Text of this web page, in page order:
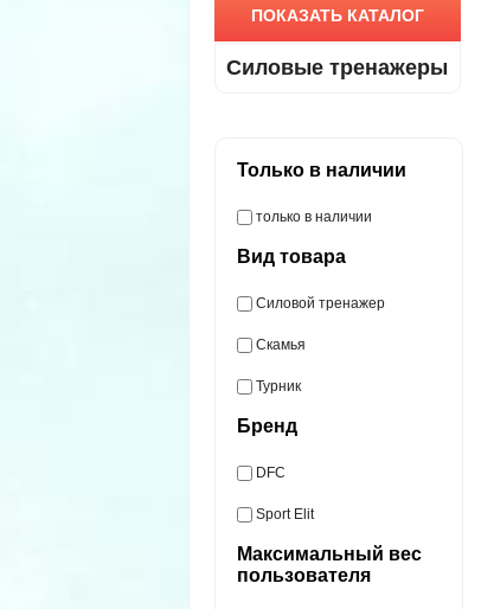
ПОКАЗАТЬ КАТАЛОГ
Силовые тренажеры
Только в наличии
только в наличии
Вид товара
Силовой тренажер
Скамья
Турник
Бренд
DFC
Sport Elit
Максимальный вес
пользователя